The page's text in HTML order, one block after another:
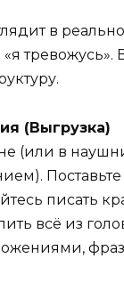
в
тревожусь».
(Выгрузка)
(или в
Поставьте
писать
всё из